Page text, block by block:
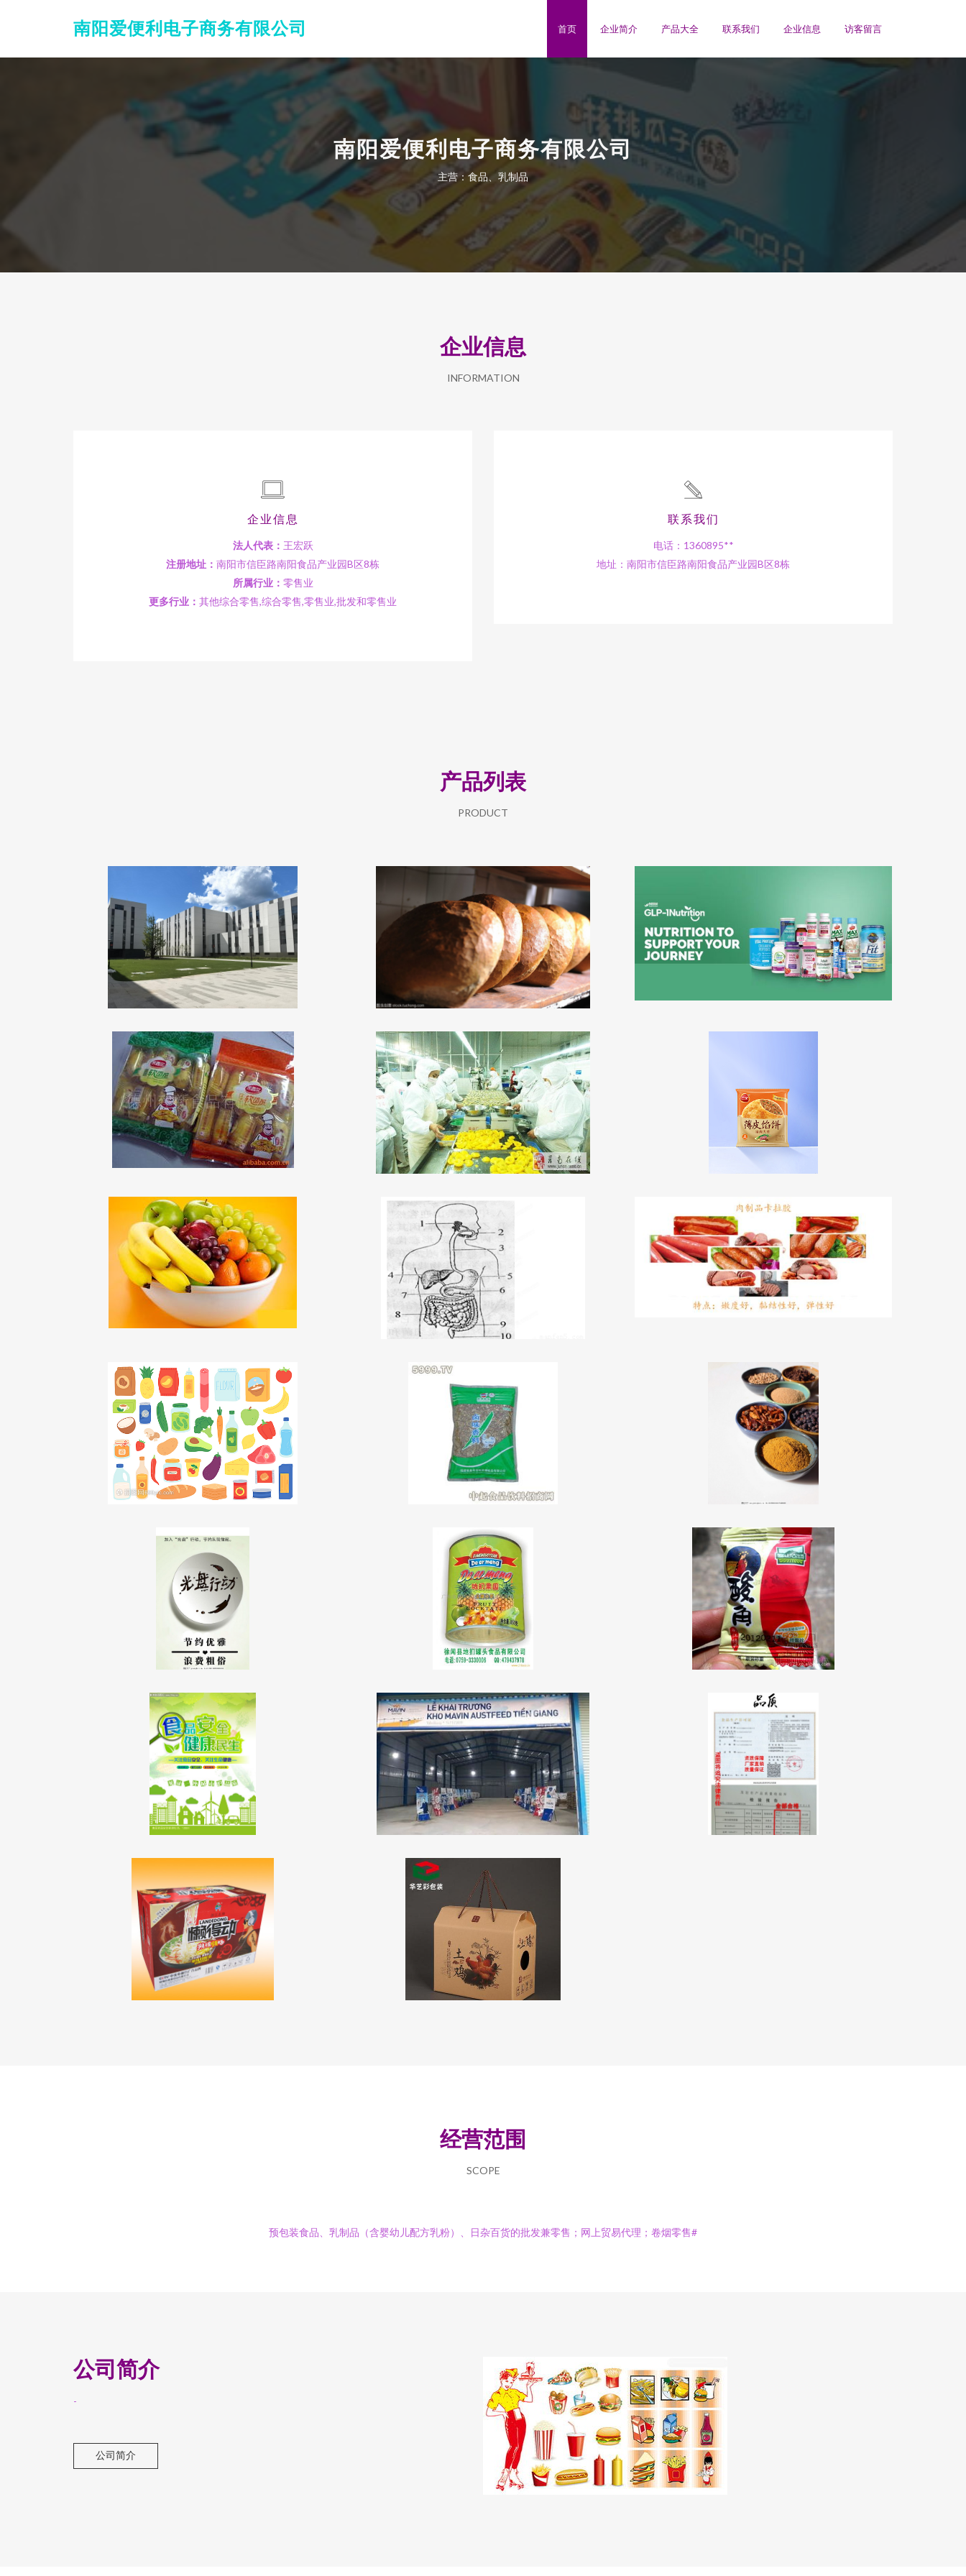
南阳爱便利电子商务有限公司 首页 企业简介 产品大全 联系我们 企业信息 访客留言
南阳爱便利电子商务有限公司
主营：食品、乳制品
企业信息
INFORMATION
企业信息
法人代表： 王宏跃
注册地址： 南阳市信臣路南阳食品产业园B区8栋
所属行业： 零售业
更多行业： 其他综合零售,综合零售,零售业,批发和零售业
联系我们
电话：1360895**
地址：南阳市信臣路南阳食品产业园B区8栋
产品列表
PRODUCT
经营范围
SCOPE
预包装食品、乳制品（含婴幼儿配方乳粉）、日杂百货的批发兼零售；网上贸易代理；卷烟零售#
公司简介
-
公司简介